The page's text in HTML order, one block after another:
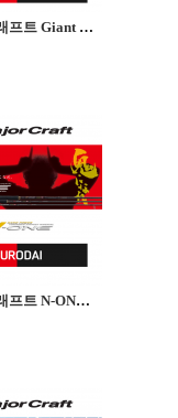
메이저크래프트 Giant Killing IKAGAME자이언트킬링 광어대
메이저크래프트 N-ONE KURODAI엔원 감성돔로드